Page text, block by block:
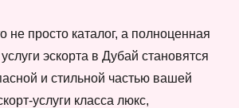
не просто каталог, а полноценная
эскорта в Дубай становятся
и стильной частью вашей
услуги класса люкс,